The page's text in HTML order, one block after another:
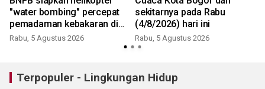
"water bombing" percepat
pemadaman kebakaran di
Bromo
Rabu, 5 Agustus 2026
sekitarnya pada Rabu
(4/8/2026) hari ini
Rabu, 5 Agustus 2026
Terpopuler - Lingkungan Hidup